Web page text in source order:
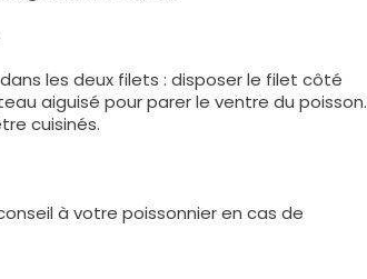
les deux filets : disposer le filet côté
aiguisé pour parer le ventre du poisson.
cuisinés.
à votre poissonnier en cas de